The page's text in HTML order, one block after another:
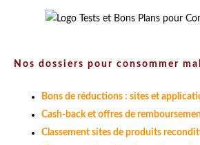
Nos dossiers pour consommer
Bons de réductions : sites et
Cash-back et offres de
Classement sites de produits